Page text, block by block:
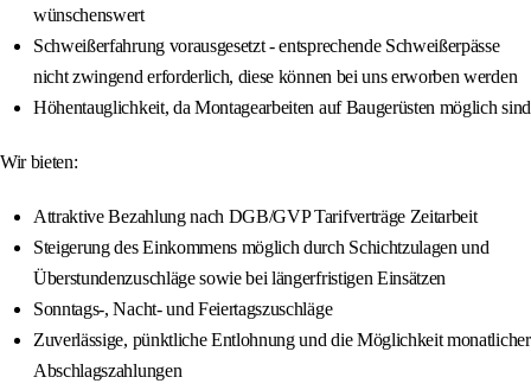
wünschenswert
Schweißerfahrung vorausgesetzt - entsprechende Schweißerpässe
nicht zwingend erforderlich, diese können bei uns erworben werden
Höhentauglichkeit, da Montagearbeiten auf Baugerüsten möglich sind
Wir bieten:
Attraktive Bezahlung nach DGB/GVP Tarifverträge Zeitarbeit
Steigerung des Einkommens möglich durch Schichtzulagen und
Überstundenzuschläge sowie bei längerfristigen Einsätzen
Sonntags-, Nacht- und Feiertagszuschläge
Zuverlässige, pünktliche Entlohnung und die Möglichkeit monatlicher
Abschlagszahlungen